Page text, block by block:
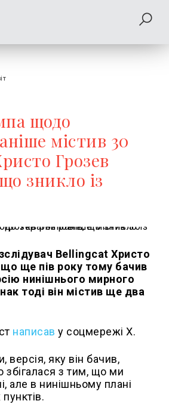
щодо
містив 30
Грозев
зникло із
Bellingcat Христо
що ще пів року тому бачив
нинішнього мирного
тоді він містив ще два
написав у соцмережі X.
версія, яку він бачив,
збігалася з тим, що ми
але в нинішньому плані